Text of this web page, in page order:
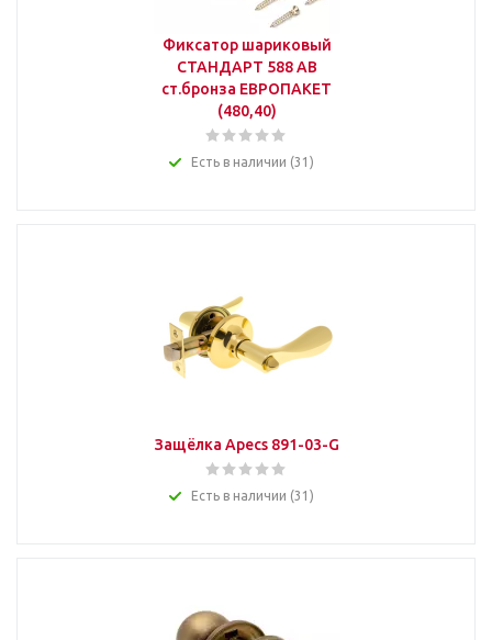
Фиксатор шариковый
СТАНДАРТ 588 AB
ст.бронза ЕВРОПАКЕТ
(480,40)
Есть в наличии (31)
Защёлка Apecs 891-03-G
Есть в наличии (31)